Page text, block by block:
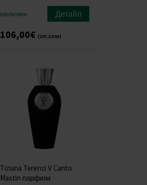
наличен Детайл
106,00€ (207,32лв)
Tiziana Terenzi V Canto
Mastin парфюм